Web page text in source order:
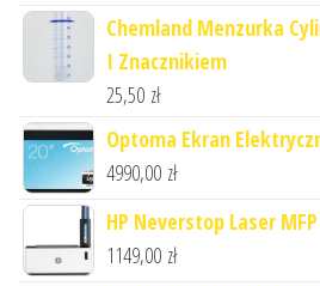
Chemland Menzurka
I Znacznikiem
25,50 zł
Optoma Ekran
4990,00 zł
HP Neverstop Laser
1149,00 zł